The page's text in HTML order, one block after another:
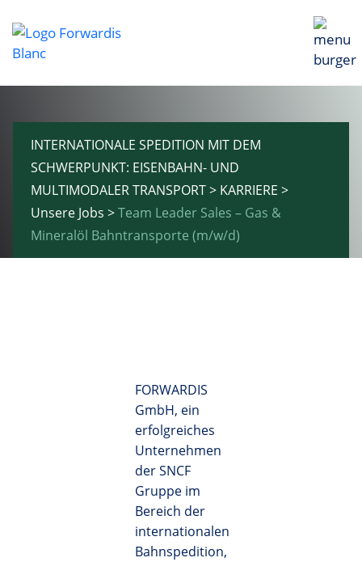
INTERNATIONALE SPEDITION MIT DEM
SCHWERPUNKT: EISENBAHN- UND
MULTIMODALER TRANSPORT> KARRIERE >
Unsere Jobs >Team Leader Sales – Gas &
Mineralöl Bahntransporte (m/w/d)
FORWARDIS
GmbH, ein
erfolgreiches
Unternehmen
der SNCF
Gruppe im
Bereich der
internationalen
Bahnspedition,